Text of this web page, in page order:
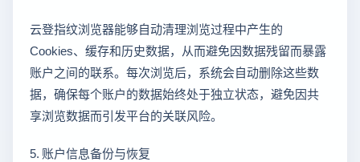
云登指纹浏览器能够自动清理浏览过程中产生的
Cookies、缓存和历史数据，从而避免因数据残留而暴露
账户之间的联系。每次浏览后，系统会自动删除这些数
据，确保每个账户的数据始终处于独立状态，避免因共
享浏览数据而引发平台的关联风险。
5. 账户信息备份与恢复